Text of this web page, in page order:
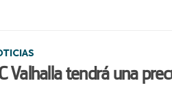
Valhalla tendrá una